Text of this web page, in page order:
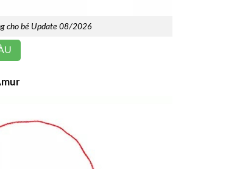
cho bé Update 08/2026